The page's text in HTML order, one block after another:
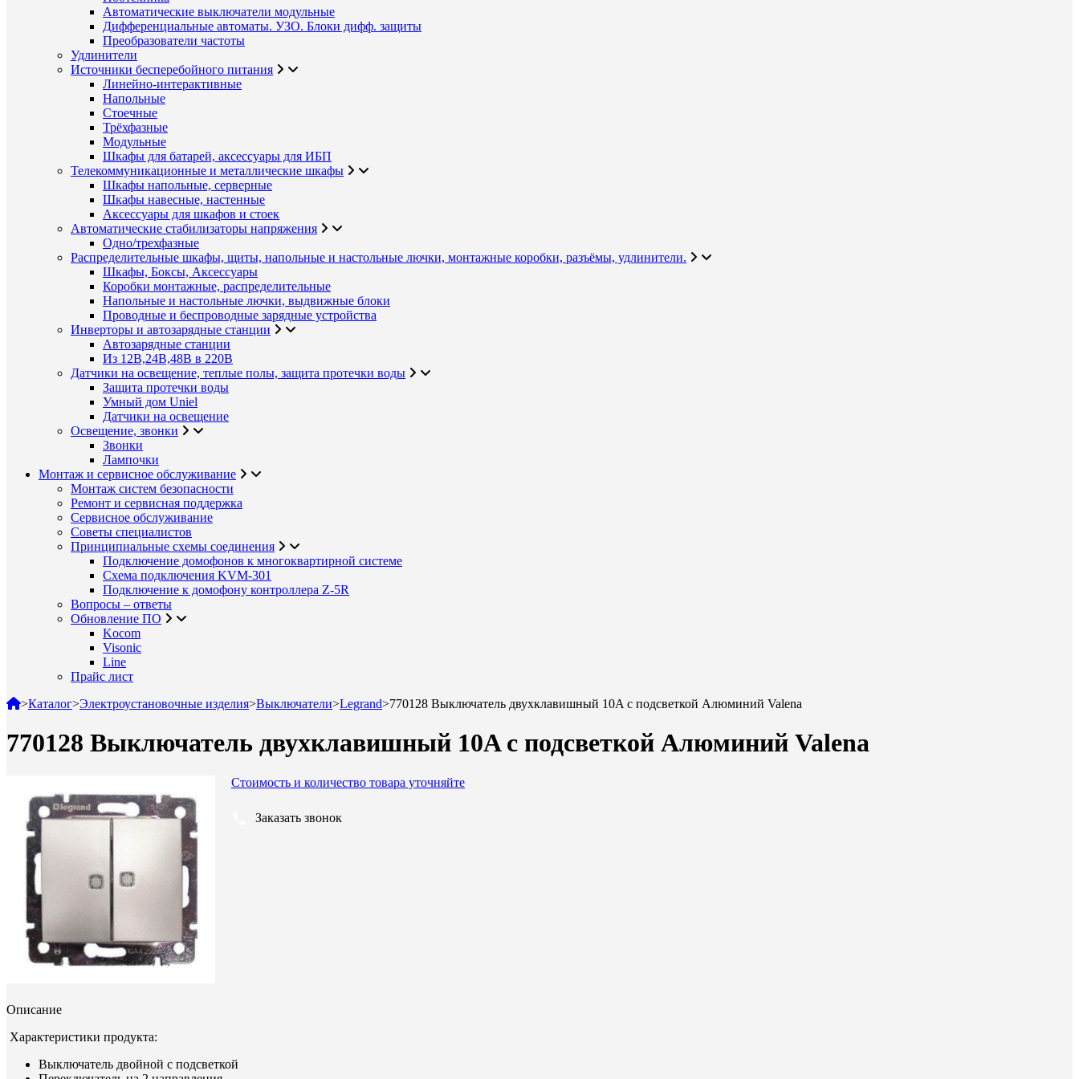
Автоматические выключатели модульные
Дифференциальные автоматы. УЗО. Блоки дифф. защиты
Преобразователи частоты
Удлинители
Источники бесперебойного питания
Линейно-интерактивные
Напольные
Стоечные
Трёхфазные
Модульные
Шкафы для батарей, аксессуары для ИБП
Телекоммуникационные и металлические шкафы
Шкафы напольные, серверные
Шкафы навесные, настенные
Аксессуары для шкафов и стоек
Автоматические стабилизаторы напряжения
Одно/трехфазные
Распределительные шкафы, щиты, напольные и настольные лючки, монтажные коробки, разъёмы, удлинители.
Шкафы, Боксы, Аксессуары
Коробки монтажные, распределительные
Напольные и настольные лючки, выдвижные блоки
Проводные и беспроводные зарядные устройства
Инверторы и автозарядные станции
Автозарядные станции
Из 12В,24В,48В в 220В
Датчики на освещение, теплые полы, защита протечки воды
Защита протечки воды
Умный дом Uniel
Датчики на освещение
Освещение, звонки
Звонки
Лампочки
Монтаж и сервисное обслуживание
Монтаж систем безопасности
Ремонт и сервисная поддержка
Сервисное обслуживание
Советы специалистов
Принципиальные схемы соединения
Подключение домофонов к многоквартирной системе
Схема подключения KVM-301
Подключение к домофону контроллера Z-5R
Вопросы – ответы
Обновление ПО
Kocom
Visonic
Line
Прайс лист
>Каталог>Электроустановочные изделия>Выключатели>Legrand>770128 Выключатель двухклавишный 10A с подсветкой Алюминий Valena
770128 Выключатель двухклавишный 10A с подсветкой Алюминий Valena
Стоимость и количество товара уточняйте
Заказать звонок
Описание
Характеристики продукта:
Выключатель двойной с подсветкой